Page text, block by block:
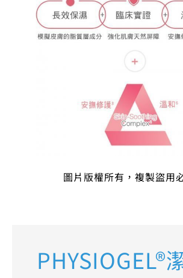
圖片版權所有，複製盜用
PHYSIOGEL®